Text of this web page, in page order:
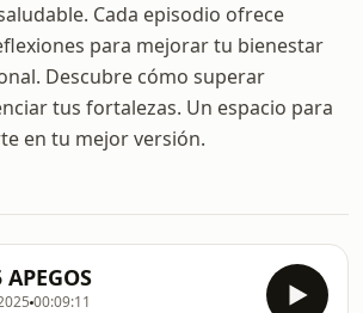
Cada episodio ofrece
para mejorar tu bienestar
Descubre cómo superar
tus fortalezas. Un espacio para
en tu mejor versión.
APEGOS
00:09:11